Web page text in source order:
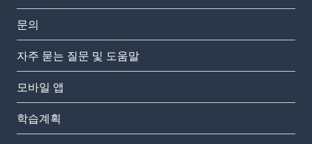
문의
자주 묻는 질문 및 도움말
모바일 앱
학습계획